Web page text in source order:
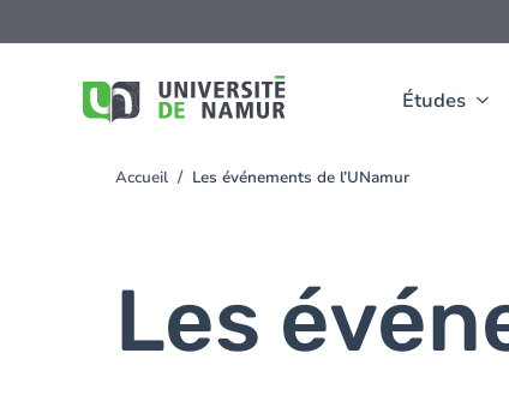
Études
au
You
Accueil Les événements de l’UNamur
Les